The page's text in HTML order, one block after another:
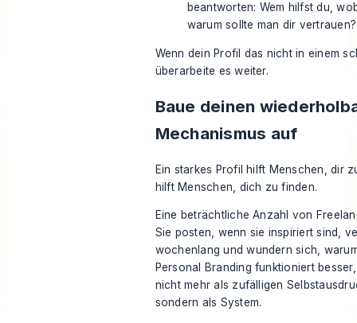
beantworten: Wem hilfst du,
warum sollte man dir vertrauen?
Wenn dein Profil das nicht in einem
überarbeite es weiter.
Baue deinen
Mechanismus auf
Ein starkes Profil hilft Menschen, dir
hilft Menschen, dich zu finden.
Eine beträchtliche Anzahl von
Sie posten, wenn sie inspiriert sind,
wochenlang und wundern sich,
Personal Branding funktioniert
nicht mehr als zufälligen
sondern als System.